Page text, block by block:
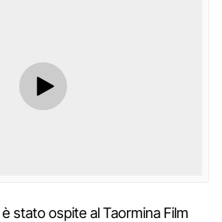
è stato ospite al Taormina Film